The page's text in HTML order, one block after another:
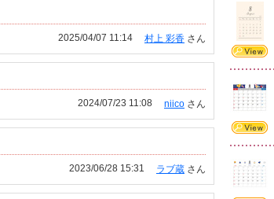
村上 彩香 さん
2025/04/07 11:14
niico さん
2024/07/23 11:08
ラブ蔵 さん
2023/06/28 15:31